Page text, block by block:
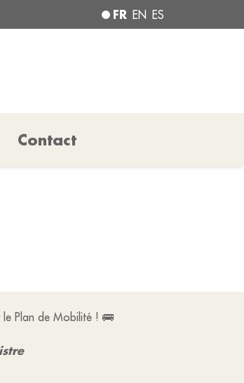
FR EN ES
Contact
le Plan de Mobilité ! 🚌